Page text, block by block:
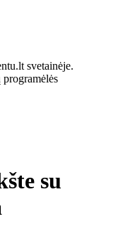
svetainėje.
su